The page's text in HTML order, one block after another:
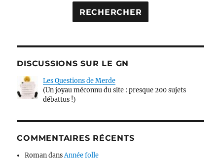
DISCUSSIONS SUR LE GN
Les Questions de Merde
(Un joyau méconnu du site : presque 200 sujets
débattus !)
COMMENTAIRES RÉCENTS
Roman dansAnnée folle